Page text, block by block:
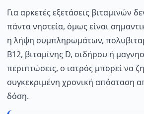
Για αρκετές εξετάσεις βιταμινών
πάντα νηστεία, όμως είναι
η λήψη συμπληρωμάτων,
B12, βιταμίνης D, σιδήρου ή
περιπτώσεις, ο ιατρός μπορεί να
συγκεκριμένη χρονική απόσταση
δόση.